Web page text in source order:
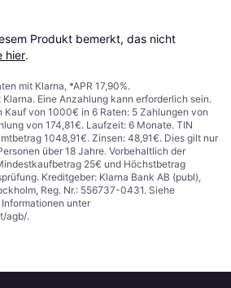
Produkt bemerkt, das nicht
hier.
mit Klarna, *APR 17,90%.
Eine Anzahlung kann erforderlich sein.
Kauf von 1000€ in 6 Raten: 5 Zahlungen von
von 174,81€. Laufzeit: 6 Monate. TIN
1048,91€. Zinsen: 48,91€. Dies gilt nur
über 18 Jahre. Vorbehaltlich der
25€ und Höchstbetrag
Kreditgeber: Klarna Bank AB (publ),
Reg. Nr.: 556737-0431. Siehe
unter
agb/.